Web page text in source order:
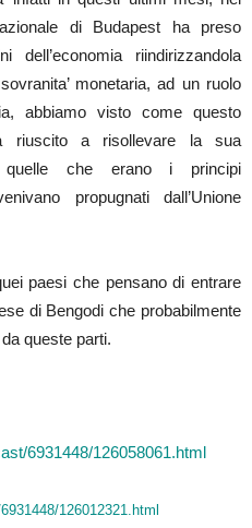
di Budapest ha preso
riindirizzandola
monetaria, ad un ruolo
abbiamo visto come questo
riuscito a risollevare la sua
quelle che erano i principi
propugnati dall’Unione
paesi che pensano di entrare
di Bengodi che probabilmente
da queste parti.
6931448/126058061.html
126012321.html